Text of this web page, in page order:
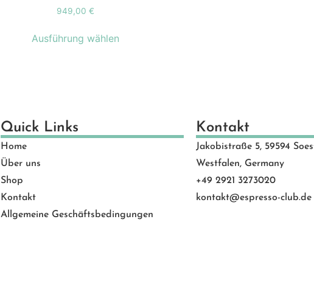
Geschenkideen
Gutscheine(8)
Service(0)
Zubehör
949,00 €
Ausführung wählen
Quick Links
Home
Über uns
Shop
Kontakt
Allgemeine Geschäftsbedingungen
Kontakt
Jakobistraße 5, 59594
Westfalen, Germany
+49 2921 3273020
kontakt@espresso-club.de